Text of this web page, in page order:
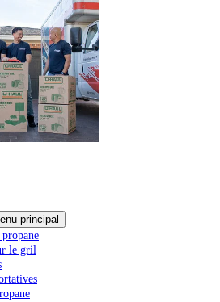
principal
le gril